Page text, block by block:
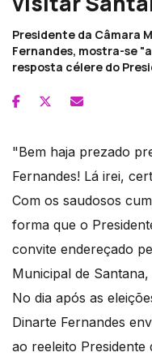
Presidente da Câmara
Fernandes, mostra-se
resposta célere do
"Bem haja prezado
Fernandes! Lá irei,
Com os saudosos
forma que o
convite endereçado
Municipal de
No dia após as
Dinarte Fernandes
ao reeleito Presidente